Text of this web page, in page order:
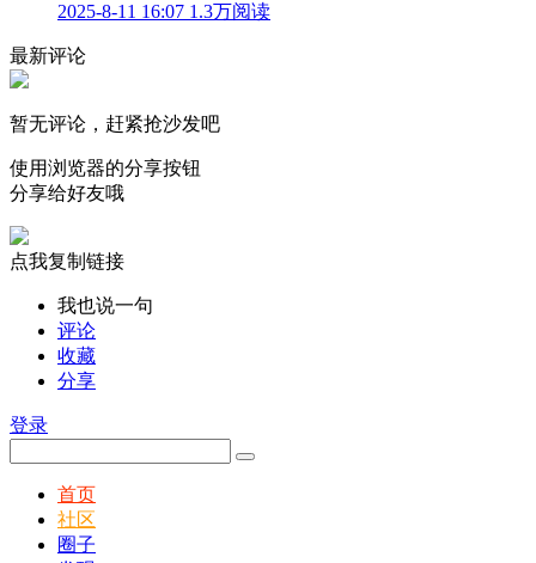
2025-8-11 16:07 1.3万阅读
最新评论
暂无评论，赶紧抢沙发吧
使用浏览器的分享按钮
分享给好友哦
点我复制链接
我也说一句
评论
收藏
分享
登录
首页
社区
圈子